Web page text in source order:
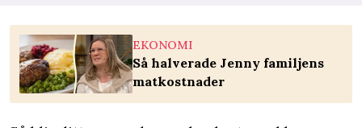
EKONOMI
Så halverade Jenny familjens
matkostnader